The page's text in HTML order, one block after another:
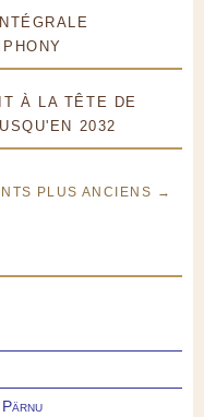
À LA TÊTE DE
2032
PLUS ANCIENS →